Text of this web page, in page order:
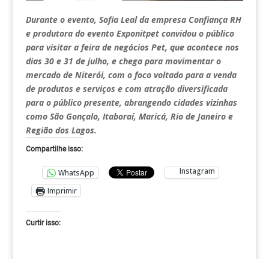
Durante o evento, Sofia Leal da empresa Confiança RH
e produtora do evento Exponitpet convidou o público
para visitar a feira de negócios Pet, que acontece nos
dias 30 e 31 de julho, e chega para movimentar o
mercado de Niterói, com o foco voltado para a venda
de produtos e serviços e com atração diversificada
para o público presente, abrangendo cidades vizinhas
como São Gonçalo, Itaboraí, Maricá, Rio de Janeiro e
Região dos Lagos.
Compartilhe isso:
WhatsApp
Instagram
Imprimir
Curtir isso: